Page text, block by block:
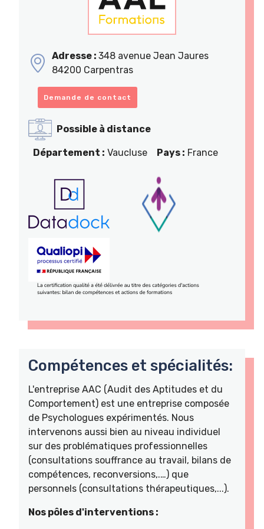
Adresse : 348 avenue Jean Jaures
84200 Carpentras
Demande de contact
Possible à distance
Département : Vaucluse Pays : France
Compétences et spécialités:
L'entreprise AAC (Audit des Aptitudes et du
Comportement) est une entreprise composée
de Psychologues expérimentés. Nous
intervenons aussi bien au niveau individuel
sur des problématiques professionnelles
(consultations souffrance au travail, bilans de
compétences, reconversions,.…) que
personnels (consultations thérapeutiques,...).
Nos pôles d'interventions :